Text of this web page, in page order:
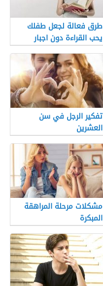
طرق فعالة لجعل طفلك
يحب القراءة دون اجبار
تفكير الرجل في سن
العشرين
مشكلات مرحلة المراهقة
المبكرة